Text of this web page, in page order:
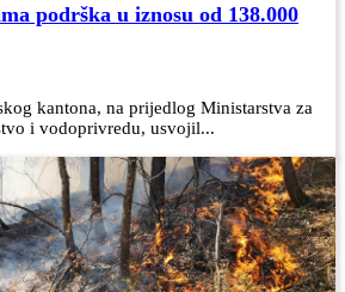
podrška u iznosu od 138.000
kantona, na prijedlog Ministarstva za
i vodoprivredu, usvojil...